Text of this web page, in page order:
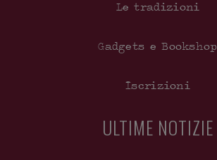
Le tradizioni
Gadgets e Bookshop
Iscrizioni
ULTIME NOTIZIE